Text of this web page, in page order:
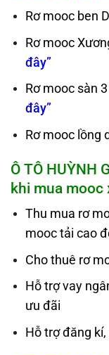
Rơ mooc ben
Rơ mooc
đây”
Rơ mooc sàn
đây”
Rơ mooc lồng
Ô TÔ HUỲNH
khi mua
Thu mua rơ
mooc tải cao
Cho thuê rơ
Hỗ trợ vay
ưu đãi
Hỗ trợ đăng